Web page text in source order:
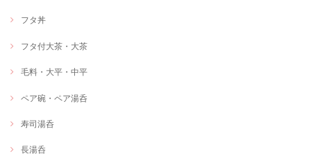
フタ丼
フタ付大茶・大茶
毛料・大平・中平
ペア碗・ペア湯呑
寿司湯呑
長湯呑